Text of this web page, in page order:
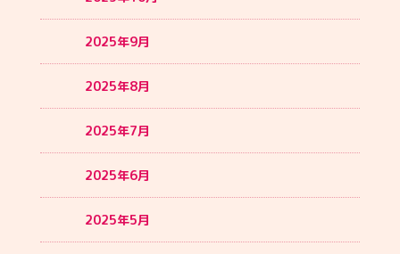
2025年9月
2025年8月
2025年7月
2025年6月
2025年5月